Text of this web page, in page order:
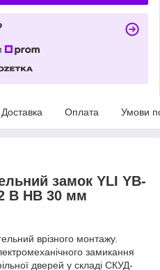
Доставка Оплата Умови
замок YLI YB-
В НВ 30 мм
врізного монтажу.
замикання
дверей у складі СКУД-